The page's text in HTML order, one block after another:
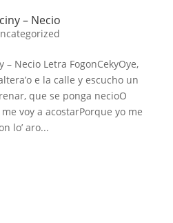
– Necio
– Necio Letra FogonCekyOye,
e la calle y escucho un
que se ponga necioO
voy a acostarPorque yo me
lo’ aro...